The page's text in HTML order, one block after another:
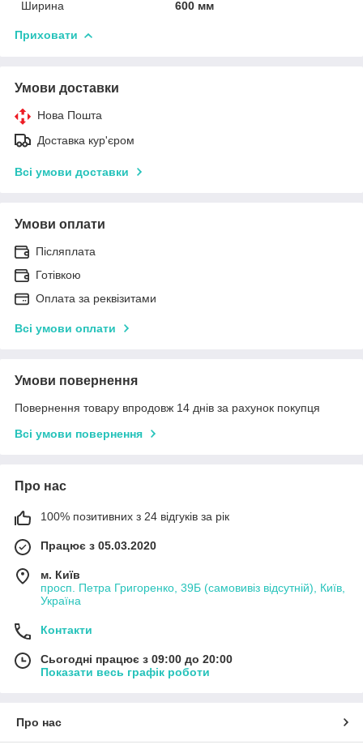
Ширина
600 мм
Приховати
Умови доставки
Нова Пошта
Доставка кур'єром
Всі умови доставки
Умови оплати
Післяплата
Готівкою
Оплата за реквізитами
Всі умови оплати
Умови повернення
Повернення товару впродовж 14 днів за рахунок покупця
Всі умови повернення
Про нас
100% позитивних з 24 відгуків за рік
Працює з 05.03.2020
м. Київ
просп. Петра Григоренко, 39Б (самовивіз відсутній), Київ,
Україна
Контакти
Сьогодні працює з 09:00 до 20:00
Показати весь графік роботи
Про нас